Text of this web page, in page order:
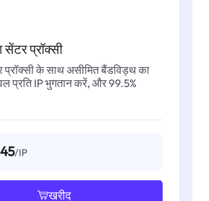
प्रॉक्सी
प्रॉक्सी के साथ असीमित बैंडविड्थ का
प्रति IP भुगतान करें, और 99.5%
/IP
खरीद